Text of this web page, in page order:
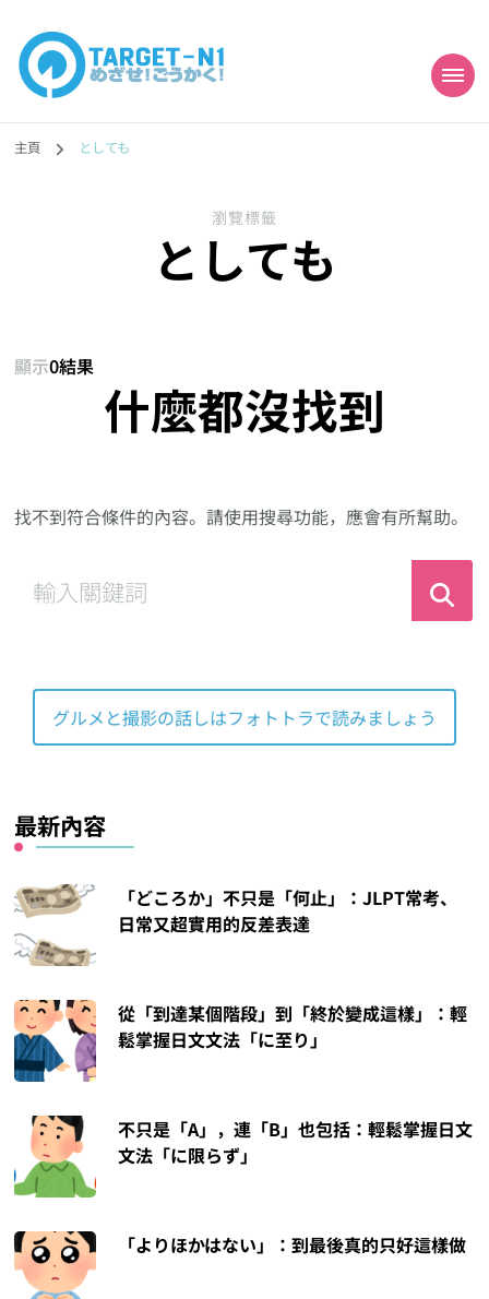
目標!!日本語能力試
N1合格
勉強コンテンツも追加予定!!】
主頁 としても
瀏覽標籤
としても
顯示0結果
什麼都沒找到
找不到符合條件的內容。請使用搜尋功能，應會有所幫助。
グルメと撮影の話しはフォトトラで読みましょう
最新內容
「どころか」不只是「何止」：JLPT常考、
日常又超實用的反差表達
從「到達某個階段」到「終於變成這樣」：輕
鬆掌握日文文法「に至り」
不只是「A」，連「B」也包括：輕鬆掌握日文
文法「に限らず」
「よりほかはない」：到最後真的只好這樣做